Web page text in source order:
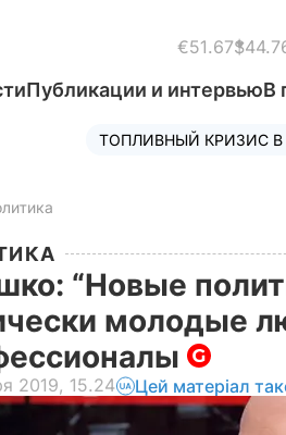
€51.67
Публикации и интервьюВ
ТОПЛИВНЫЙ КРИЗИС В
“Новые
молодые
2019, 15.24 Цей матеріал